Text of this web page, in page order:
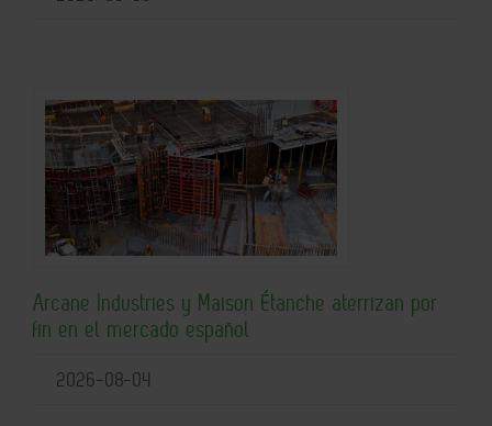
Arcane Industries y Maison Étanche aterrizan por
fin en el mercado español
2026-08-04